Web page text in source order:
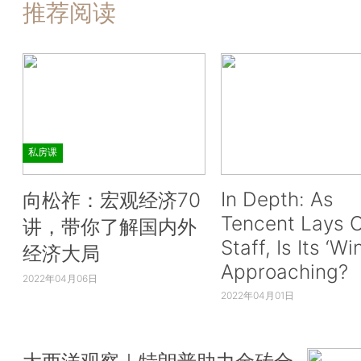
推荐阅读
私房课
向松祚：宏观经济70
讲，带你了解国内外
经济大局
2022年04月06日
In Depth: As
Tencent Lays
Staff, Is Its
Approaching?
2022年04月01日